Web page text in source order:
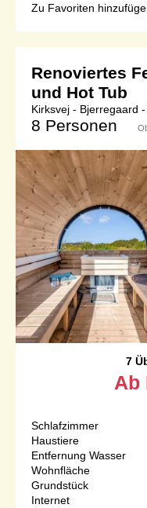
Zu Favoriten
Renoviertes
und Hot Tub
Kirksvej - Bjerregaard
8 Personen
7
Ab
Schlafzimmer
Haustiere
Entfernung Wasser
Wohnfläche
Grundstück
Internet